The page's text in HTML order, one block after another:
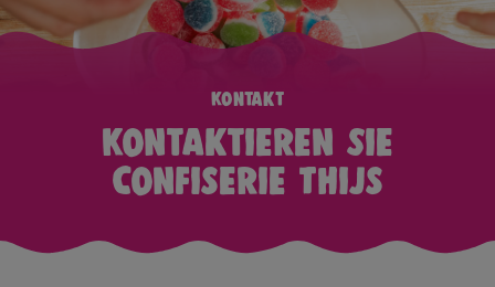
Kontakt
Kontaktieren Sie
Confiserie Thijs